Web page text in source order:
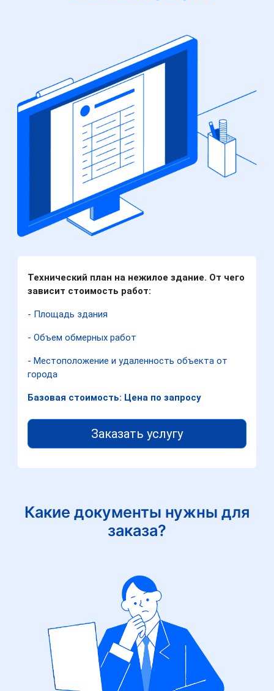
Технический план на нежилое здание. От чего
зависит стоимость работ:
- Площадь здания
- Объем обмерных работ
- Местоположение и удаленность объекта от
города
Базовая стоимость: Цена по запросу
Заказать услугу
Какие документы нужны для
заказа?